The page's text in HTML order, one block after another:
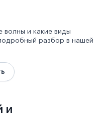
волны и какие виды
разбор в нашей
и